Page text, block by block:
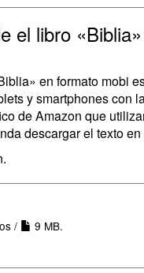
el libro
en formato mobi
y smartphones con
de Amazon que
descargar el texto
/
9 MB.